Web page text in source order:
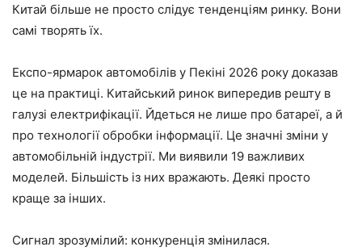
Китай більше не просто слідує тенденціям ринку. Вони
самі творять їх.
Експо-ярмарок автомобілів у Пекіні 2026 року доказав
це на практиці. Китайський ринок випередив решту в
галузі електрифікації. Йдеться не лише про батареї, а й
про технології обробки інформації. Це значні зміни у
автомобільній індустрії. Ми виявили 19 важливих
моделей. Більшість із них вражають. Деякі просто
краще за інших.
Сигнал зрозумілий: конкуренція змінилася.